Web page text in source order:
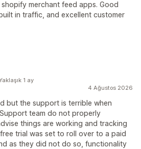
merchant feed apps. Good
in traffic, and excellent customer
4 Ağustos 2026
but the support is terrible when
team do not properly
things are working and tracking
trial was set to roll over to a paid
as they did not do so, functionality
1 ay